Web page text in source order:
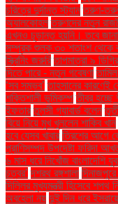
চরিত্রে দুর্দান্ত স্ট্যান তরুণ-
অ্যালকোহল তরুণদের নতুন
এখনও চূড়ান্ত হয়নি। তবে
সম্পূরক শুল্ক ৩০ শতাংশ থেকে
স্ক্রিনিং জরুরি তাপমাত্রা ৯
দিতে পারে - নতুন গবেষণা
‘সব সম্ভব’ তাহসানের
শক্তিশালী ভূমিকম্প তীব্র হচ্ছে
ইফতার তুলসী গ্যাবার্ড বলেন
বিয়ে নিয়ে মুখ খুললেন শাকিব খান
হবে যেসব খাবার ত্রিশের আগে
প্রাণিসম্পদ উপদেষ্টা ফরিদা
৬ মাস ধরে নিখোঁজ বাংলাদেশি
চত্বর’ দশরথ রঙ্গশালা
দিল্লির মুখ্যমন্ত্রী হিসেবে শপথ
অবহেলা নয় দুই দিন ধরে